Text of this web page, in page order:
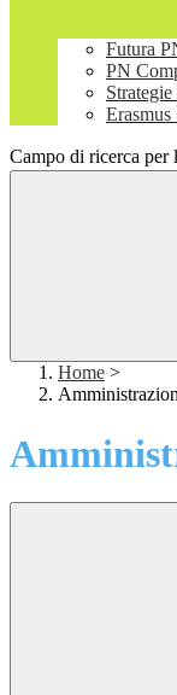
Futura
PN
Erasmus
Campo di ricerca per
Home >